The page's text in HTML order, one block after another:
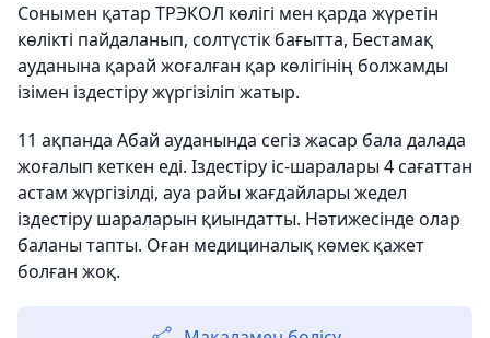
Сонымен қатар ТРЭКОЛ көлігі мен қарда жүретін
көлікті пайдаланып, солтүстік бағытта, Бестамақ
ауданына қарай жоғалған қар көлігінің болжамды
ізімен іздестіру жүргізіліп жатыр.
11 ақпанда Абай ауданында сегіз жасар бала далада
жоғалып кеткен еді. Іздестіру іс-шаралары 4 сағаттан
астам жүргізілді, ауа райы жағдайлары жедел
іздестіру шараларын қиындатты. Нәтижесінде олар
баланы тапты. Оған медициналық көмек қажет
болған жоқ.